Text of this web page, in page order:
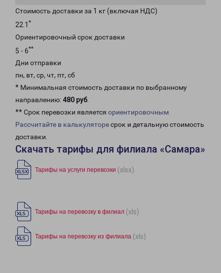
Стоимость доставки за 1 кг (включая НДС)
22.1 *
Ориентировочный срок доставки
5 - 6**
Дни отправки
пн, вт, ср, чт, пт, сб
* Минимальная стоимость доставки по выбранному
направлению: 480 руб.
** Срок перевозки является ориентировочным
Рассчитайте в калькуляторесрок и детальную стоимость
доставки.
Скачать тарифы для филиала «Самара»
Тарифы на услуги перевозки (xlsx)
Тарифы на перевозку в филиал (xls)
Тарифы на перевозку из филиала (xls)